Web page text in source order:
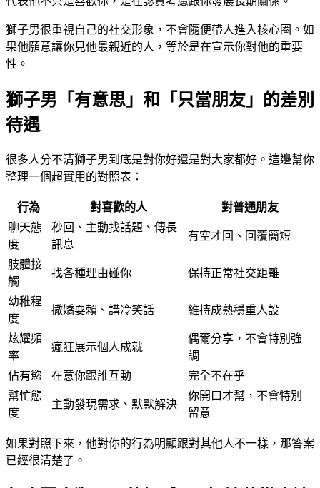
獅子男很重視自己的社交形象，不會隨便帶人進入核心圈。如
果他願意讓你見他最親近的人，等於是在宣示你對他的重要
性。
獅子男「有意思」和「只當朋友」的差別
待遇
很多人分不清獅子男到底是對你好還是對大家都好。這邊幫你
整理一個超實用的對照表：
行為 對喜歡的人
對普通朋友
聊天態
度
秒回、主動找話題、傳長
訊息
有空才回、回覆簡短
肢體接
觸
找各種理由碰你 保持正常社交距離
幼稚程
度
撒嬌耍賴、講冷笑話 維持成熟穩重人設
炫耀頻
率
瘋狂展示個人成就
偶爾分享，不會特別強
調
佔有慾
在意你跟誰互動
完全不在乎
幫忙態
度
主動發現需求、默默解決
你開口才幫，不會特別
留意
如果對照下來，他對你的行為明顯跟對其他人不一樣，那答案
已經很清楚了。